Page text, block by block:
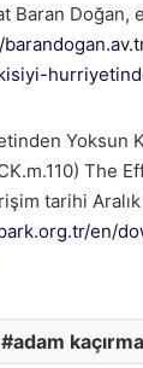
Baran Doğan,
Yoksun
The
tarihi
en/
adam